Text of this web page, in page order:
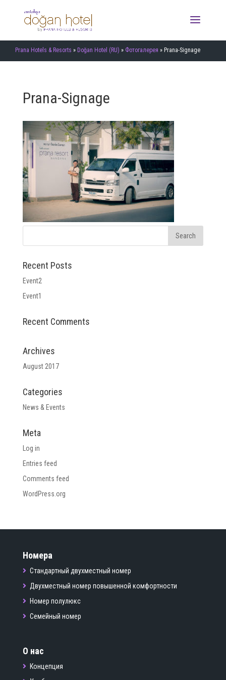
Prana Hotels & Resorts » Doğan Hotel (RU) » Фотогалерея » Prana-Signage
Prana-Signage
Recent Posts
Event2
Event1
Recent Comments
Archives
August 2017
Categories
News & Events
Meta
Log in
Entries feed
Comments feed
WordPress.org
Номера
Стандартный двухместный номер
Двухместный номер повышенной комфортности
Номер полулюкс
Семейный номер
О нас
Концепция